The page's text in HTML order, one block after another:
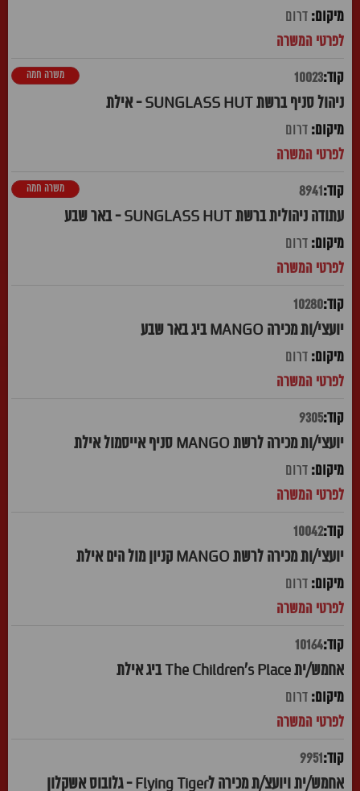
דרום
10023
ניהול סניף ברשת SUNGLASS HUT - אילת
משרה חמה
דרום
8941
עתודה ניהולית ברשת SUNGLASS HUT - באר שבע
משרה חמה
דרום
10280
יועצי/ות מכירה MANGO ביג באר שבע
דרום
9305
יועצי/ות מכירה לרשת MANGO סניף אייסמול אילת
דרום
10042
יועצי/ות מכירה לרשת MANGO קניון מול הים אילת
דרום
10164
אחמש/ית The Children's Place ביג אילת
דרום
9951
אחמש/ית ויועצ/ת מכירה לFlying Tiger - גלובוס אשקלון